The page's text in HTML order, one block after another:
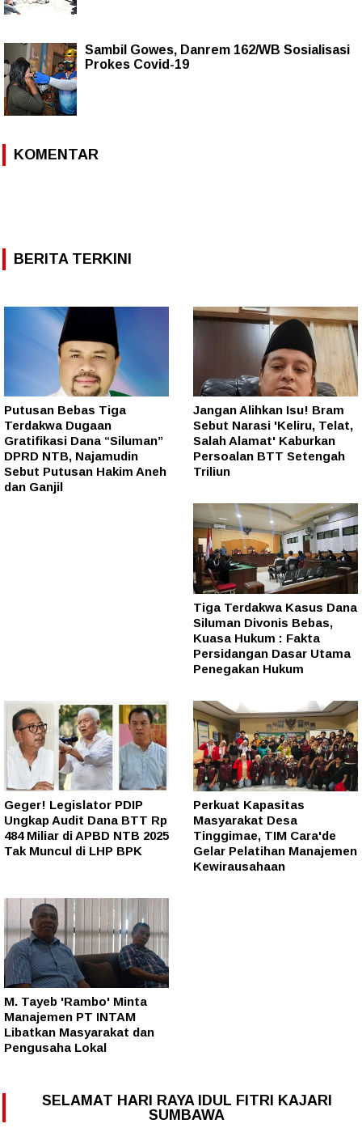
Sambil Gowes, Danrem 162/WB Sosialisasi
Prokes Covid-19
KOMENTAR
BERITA TERKINI
Putusan Bebas Tiga
Terdakwa Dugaan
Gratifikasi Dana “Siluman”
DPRD NTB, Najamudin
Sebut Putusan Hakim Aneh
dan Ganjil
Jangan Alihkan Isu! Bram
Sebut Narasi 'Keliru, Telat,
Salah Alamat' Kaburkan
Persoalan BTT Setengah
Triliun
Tiga Terdakwa Kasus Dana
Siluman Divonis Bebas,
Kuasa Hukum : Fakta
Persidangan Dasar Utama
Penegakan Hukum
Geger! Legislator PDIP
Ungkap Audit Dana BTT Rp
484 Miliar di APBD NTB 2025
Tak Muncul di LHP BPK
Perkuat Kapasitas
Masyarakat Desa
Tinggimae, TIM Cara'de
Gelar Pelatihan Manajemen
Kewirausahaan
M. Tayeb 'Rambo' Minta
Manajemen PT INTAM
Libatkan Masyarakat dan
Pengusaha Lokal
SELAMAT HARI RAYA IDUL FITRI KAJARI
SUMBAWA